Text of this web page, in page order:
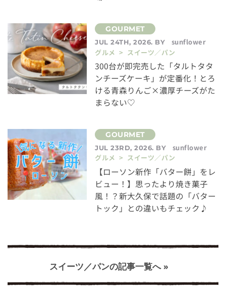
JUL 24TH, 2026. BY
sunflower
グルメ > スイーツ／パン
300台が即完売した「タルトタタ
ンチーズケーキ」が定番化！とろ
ける青森りんご×濃厚チーズがた
まらない♡
JUL 23RD, 2026. BY
sunflower
グルメ > スイーツ／パン
【ローソン新作「バター餅」をレ
ビュー！】思ったより焼き菓子
風！？新大久保で話題の「バター
トック」との違いもチェック♪
スイーツ／パンの記事一覧へ »